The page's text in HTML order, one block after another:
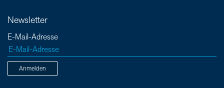
Newsletter
E-Mail-Adresse
Anmelden